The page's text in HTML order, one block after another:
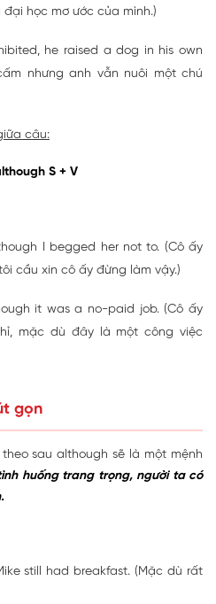
học mơ ước của mình.)
he raised a dog in his own
nhưng anh vẫn nuôi một chú
câu:
S + V
I begged her not to. (Cô ấy
cầu xin cô ấy đừng làm vậy.)
it was a no-paid job. (Cô ấy
mặc dù đây là một công việc
gọn
sau although sẽ là một mệnh
huống trang trọng, người ta có
still had breakfast. (Mặc dù rất